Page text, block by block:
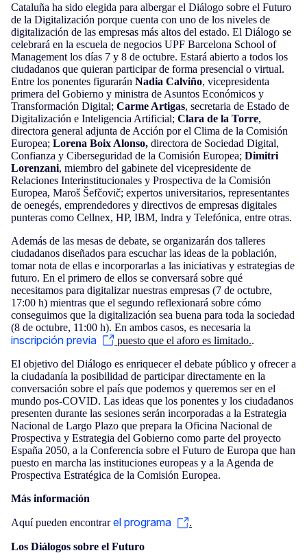
Cataluña ha sido elegida para albergar el Diálogo sobre el Futuro
de la Digitalización porque cuenta con uno de los niveles de
digitalización de las empresas más altos del estado. El Diálogo se
celebrará en la escuela de negocios UPF Barcelona School of
Management los días 7 y 8 de octubre. Estará abierto a todos los
ciudadanos que quieran participar de forma presencial o virtual.
Entre los ponentes figurarán Nadia Calviño, vicepresidenta
primera del Gobierno y ministra de Asuntos Económicos y
Transformación Digital; Carme Artigas, secretaria de Estado de
Digitalización e Inteligencia Artificial; Clara de la Torre,
directora general adjunta de Acción por el Clima de la Comisión
Europea; Lorena Boix Alonso, directora de Sociedad Digital,
Confianza y Ciberseguridad de la Comisión Europea; Dimitri
Lorenzani, miembro del gabinete del vicepresidente de
Relaciones Interinstitucionales y Prospectiva de la Comisión
Europea, Maroš Šefčovič; expertos universitarios, representantes
de oenegés, emprendedores y directivos de empresas digitales
punteras como Cellnex, HP, IBM, Indra y Telefónica, entre otras.
Además de las mesas de debate, se organizarán dos talleres
ciudadanos diseñados para escuchar las ideas de la población,
tomar nota de ellas e incorporarlas a las iniciativas y estrategias de
futuro. En el primero de ellos se conversará sobre qué
necesitamos para digitalizar nuestras empresas (7 de octubre,
17:00 h) mientras que el segundo reflexionará sobre cómo
conseguimos que la digitalización sea buena para toda la sociedad
(8 de octubre, 11:00 h). En ambos casos, es necesaria la
inscripción previa puesto que el aforo es limitado..
El objetivo del Diálogo es enriquecer el debate público y ofrecer a
la ciudadanía la posibilidad de participar directamente en la
conversación sobre el país que podemos y queremos ser en el
mundo pos-COVID. Las ideas que los ponentes y los ciudadanos
presenten durante las sesiones serán incorporadas a la Estrategia
Nacional de Largo Plazo que prepara la Oficina Nacional de
Prospectiva y Estrategia del Gobierno como parte del proyecto
España 2050, a la Conferencia sobre el Futuro de Europa que han
puesto en marcha las instituciones europeas y a la Agenda de
Prospectiva Estratégica de la Comisión Europea.
Más información
Aquí pueden encontrarel programa .
Los Diálogos sobre el Futuro